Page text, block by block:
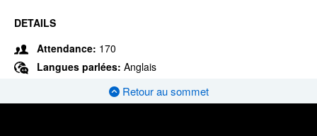
DETAILS
Attendance: 170
Langues parlées: Anglais
Retour au sommet